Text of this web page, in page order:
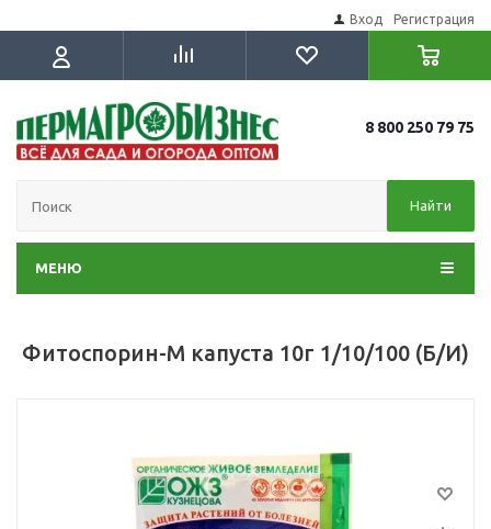
Вход Регистрация
8 800 250 79 75
Найти
МЕНЮ
Фитоспорин-М капуста 10г 1/10/100 (Б/И)